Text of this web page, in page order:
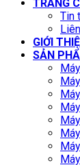
TRANG
Tin
GIỚI
SẢN